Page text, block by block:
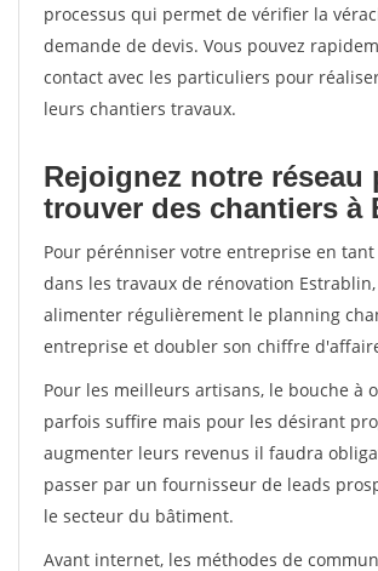
processus qui permet de vérifier la
demande de devis. Vous pouvez
contact avec les particuliers pour
leurs chantiers travaux.
Rejoignez notre réseau
trouver des chantiers à
Pour pérénniser votre entreprise en
dans les travaux de rénovation
alimenter régulièrement le planning
entreprise et doubler son chiffre
Pour les meilleurs artisans, le bouche à
parfois suffire mais pour les désirant
augmenter leurs revenus il faudra
passer par un fournisseur de leads
le secteur du bâtiment.
Avant internet, les méthodes de